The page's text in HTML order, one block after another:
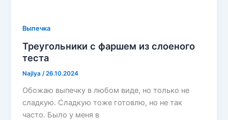
Выпечка
Треугольники с фаршем из слоеного
теста
Najlya /26.10.2024
Обожаю выпечку в любом виде, но только не
сладкую. Сладкую тоже готовлю, но не так
часто. Было у меня в